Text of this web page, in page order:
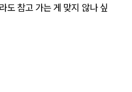
도 참고 가는 게 맞지 않나 싶